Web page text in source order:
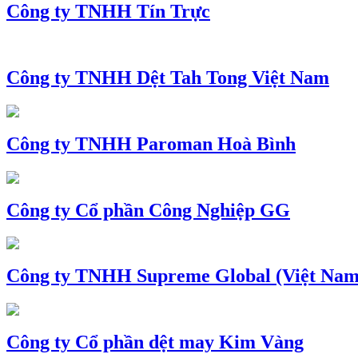
Công ty TNHH Tín Trực
Công ty TNHH Dệt Tah Tong Việt Nam
Công ty TNHH Paroman Hoà Bình
Công ty Cổ phần Công Nghiệp GG
Công ty TNHH Supreme Global (Việt
Công ty Cổ phần dệt may Kim Vàng